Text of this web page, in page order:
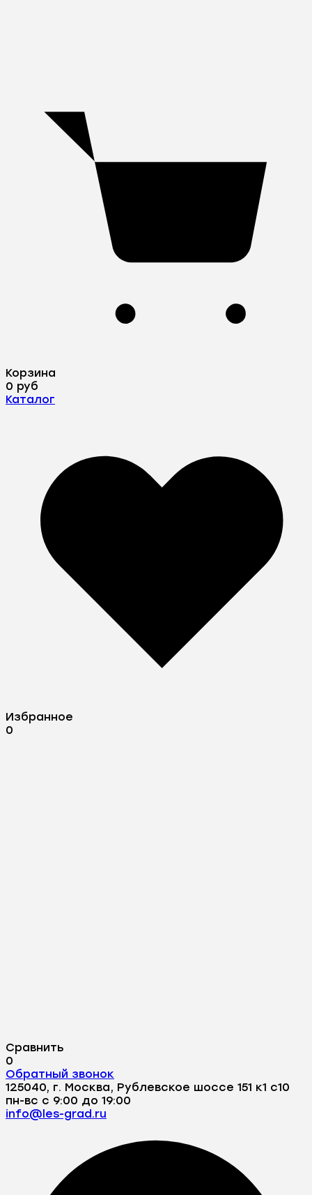
Корзина
0 руб
Каталог
Избранное
0
Сравнить
0
Обратный звонок
125040, г. Москва, Рублевское шоссе 151 к1 с10
пн-вс с 9:00 до 19:00
info@les-grad.ru